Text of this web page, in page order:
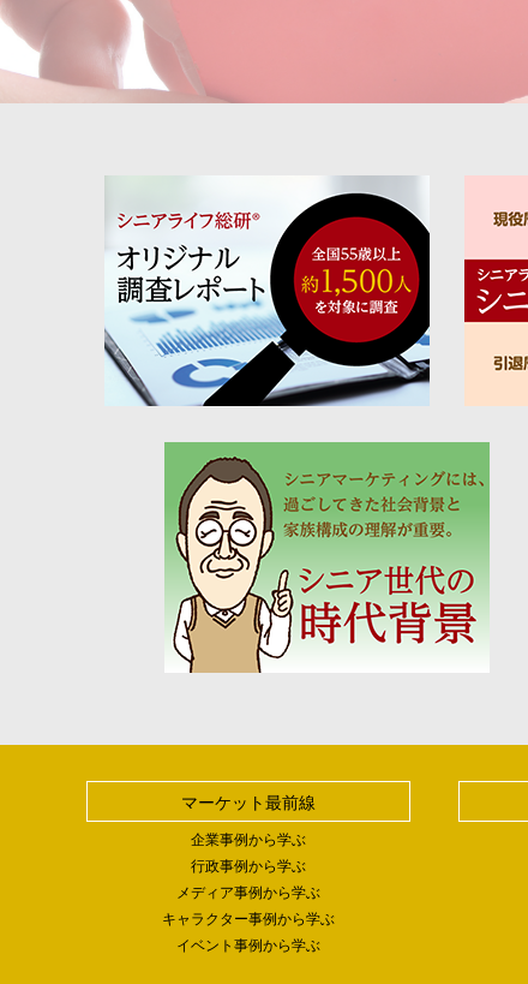
マーケット最前線
企業事例から学ぶ
行政事例から学ぶ
メディア事例から学ぶ
キャラクター事例から学ぶ
イベント事例から学ぶ